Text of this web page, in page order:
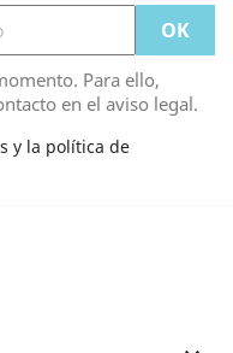
Para ello,
en el aviso legal.
y la política de